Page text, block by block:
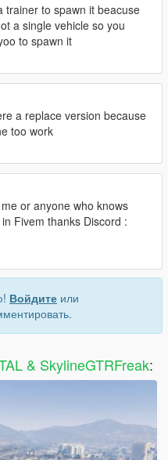
trainer to spawn it beacuse
a single vehicle so you
to spawn it
a replace version because
too work
or anyone who knows
Fivem thanks Discord :
Войдите или
& SkylineGTRFreak: